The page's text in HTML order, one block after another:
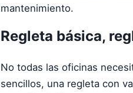
mantenimiento.
Regleta básica,
No todas las oficinas
sencillos, una regleta con